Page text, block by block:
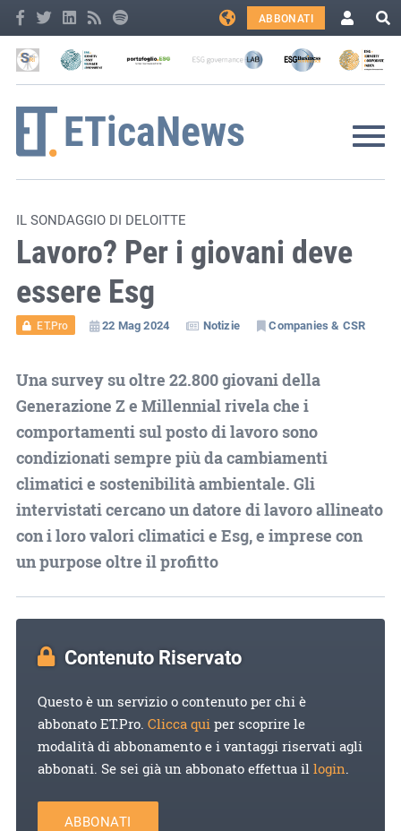
ABBONATI
IL SONDAGGIO DI DELOITTE
Lavoro? Per i giovani deve
essere Esg
ET.Pro 22 Mag 2024 Notizie Companies & CSR
Una survey su oltre 22.800 giovani della
Generazione Z e Millennial rivela che i
comportamenti sul posto di lavoro sono
condizionati sempre più da cambiamenti
climatici e sostenibilità ambientale. Gli
intervistati cercano un datore di lavoro allineato
con i loro valori climatici e Esg, e imprese con
un purpose oltre il profitto
Contenuto Riservato
Questo è un servizio o contenuto per chi è
abbonato ET.Pro. Clicca quiper scoprire le
modalità di abbonamento e i vantaggi riservati agli
abbonati. Se sei già un abbonato effettua illogin.
ABBONATI